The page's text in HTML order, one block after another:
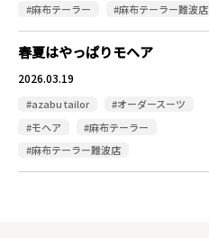
#麻布テーラー
#麻布テーラー難波店
春夏はやっぱりモヘア
2026.03.19
#azabu tailor
#オーダースーツ
#モヘア
#麻布テーラー
#麻布テーラー難波店